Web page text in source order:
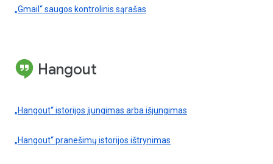
„Gmail“ saugos kontrolinis sąrašas
Hangout
„Hangout“ istorijos įjungimas arba išjungimas
„Hangout“ pranešimų istorijos ištrynimas